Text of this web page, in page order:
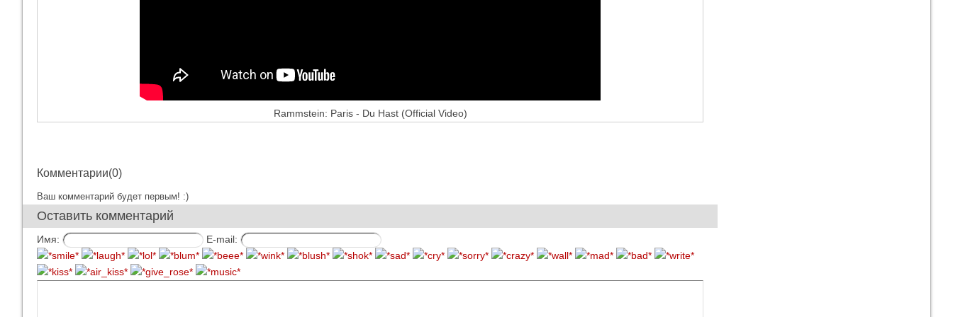
Rammstein: Paris - Du Hast (Official Video)
Комментарии(0)
Ваш комментарий будет первым! :)
Оставить комментарий
Имя: E-mail: